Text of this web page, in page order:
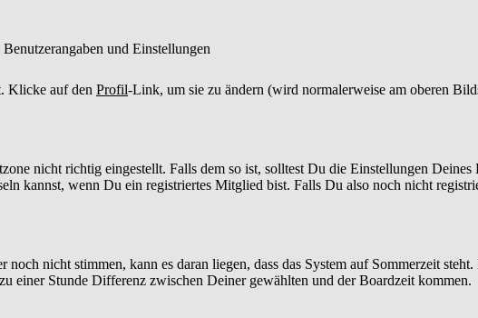
Benutzerangaben und Einstellungen
Klicke auf den Profil-Link, um sie zu ändern (wird normalerweise am oberen
nicht richtig eingestellt. Falls dem so ist, solltest Du die Einstellungen
kannst, wenn Du ein registriertes Mitglied bist. Falls Du also noch nicht
nicht stimmen, kann es daran liegen, dass das System auf Sommerzeit
einer Stunde Differenz zwischen Deiner gewählten und der Boardzeit kommen.